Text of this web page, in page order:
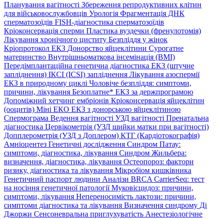
Планування вагітності Збереження репродуктивних клітин
для військовослужбовців Урологія Фрагментація ДНК
сперматозоїдів FISH-діагностика сперматозоїдів
Кріоконсервація сперми Пластика вуздечки (френулотомія)
Лікування хронічного циститу Безпліддя у жінок
Кріопротокол ЕКЗ Донорство яйцеклітини Сурогатне
материнство Внутрішньоматкова інсемінація (ВМІ)
Передімплантаційна генетична діагностика ЕКЗ (штучне
запліднення) ІКСІ (ICSI) запліднення Лікування азоспермії
ЕКЗ в природному циклі Чоловіче безпліддя: симптоми,
причини, лікування Безоплатне* ЕКЗ за держпрограмою
Допоміжний хетчинг ембріонів Кріоконсервація яйцеклітин
(ооцитів) Міні ЕКО ЕКЗ з донорською яйцеклітиною
Спермограма Ведення вагітності УЗД вагітності Пренатальна
діагностика Цервікометрія (УЗД шийки матки при вагітності)
Допплерометрія (УЗД з Доплером) КТГ (Кардіотокографія)
Амніоцентез Генетичні дослідження Синдром Патау:
симптоми, дiагностика, лiкування Синдром Жильбера:
визначення, діагностика, лікування Остеопороз: фактори
ризику, діагностика та лікування Мікробіом кишківника
Генетичний паспорт людини Аналізи BRCA CarrierSeq: тест
на носіння генетичної патологіїМуковісцидоз: причини,
симптоми, лікування Непереносимість лактози: причини,
симптоми діагностика та лікування Визначення синдрому Ді
Джоржи Сенсоневральна приглухуватість Анестезіологічне